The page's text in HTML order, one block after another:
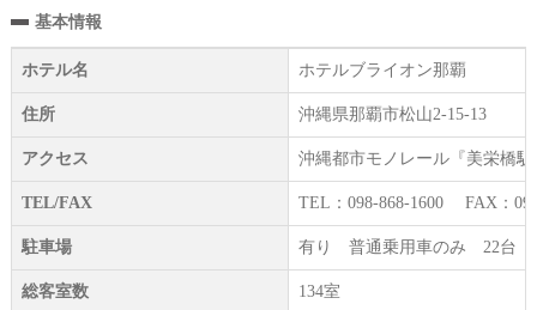
基本情報
ホテル名 ホテルブライオン那覇
住所 沖縄県那覇市松山2-15-13
アクセス 沖縄都市モノレール『美栄橋
TEL/FAX TEL：098-868-1600 FAX：
駐車場 有り 普通乗用車のみ 22台
総客室数 134室